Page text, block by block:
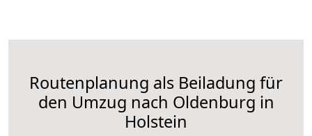
Routenplanung als Beiladung für
den Umzug nach Oldenburg in
Holstein